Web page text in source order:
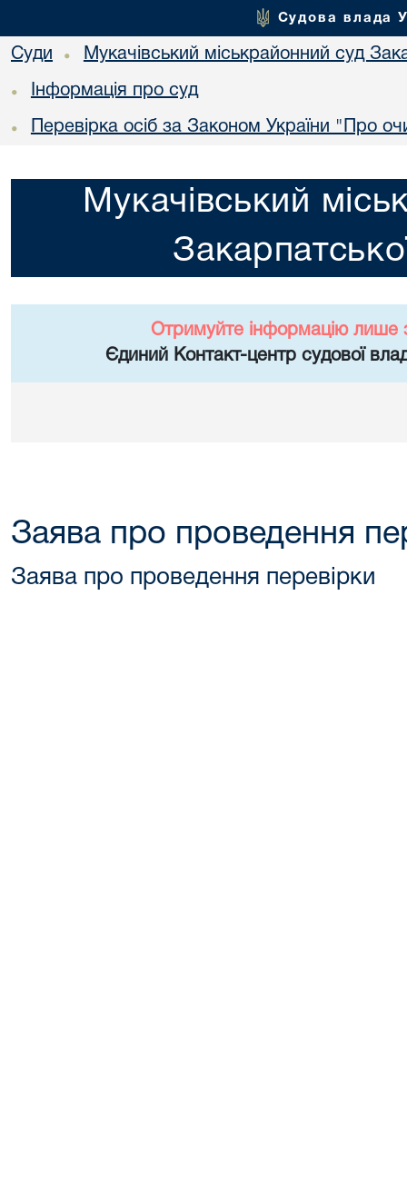
Судова влада
Суди • Мукачівський міськрайонний суд
• Інформація про суд
• Перевірка осіб за Законом України "Про
Мукачівський
Отримуйте інформацію лише
Єдиний Контакт-центр судової
Заява про проведення
Заява про проведення перевірки